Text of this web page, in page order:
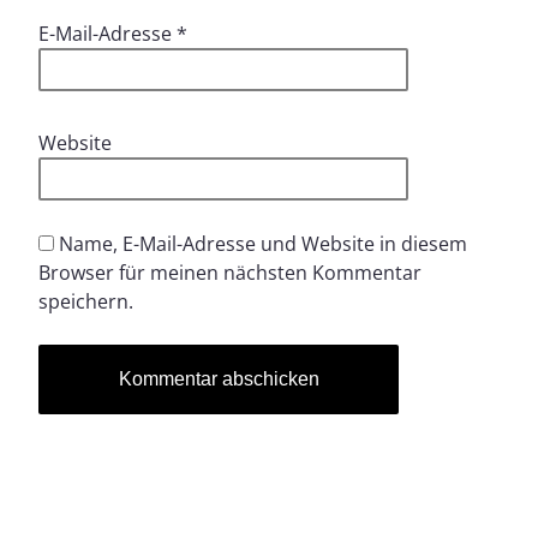
E-Mail-Adresse*
Website
Name, E-Mail-Adresse und Website in diesem
Browser für meinen nächsten Kommentar
speichern.